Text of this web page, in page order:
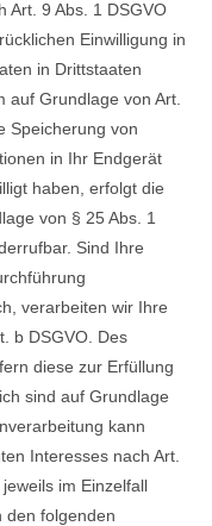
Art. 9 Abs. 1 DSGVO
Einwilligung in
in Drittstaaten
Grundlage von Art.
Speicherung von
in Ihr Endgerät
haben, erfolgt die
von § 25 Abs. 1
Sind Ihre
verarbeiten wir Ihre
b DSGVO. Des
diese zur Erfüllung
sind auf Grundlage
kann
Interesses nach Art.
im Einzelfall
den folgenden